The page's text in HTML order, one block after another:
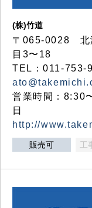
(株)竹道
〒065-0028 北
目3〜18
TEL：011-753-
営業時間：8:30
日
http://
販売可 工